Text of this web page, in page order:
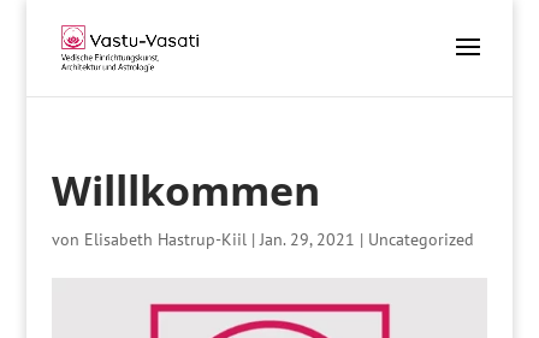
Willlkommen
von Elisabeth Hastrup-Kiil|Jan. 29, 2021 | Uncategorized